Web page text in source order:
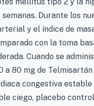
Durante los
y el índice de
con la toma
Cuando se
a 80 mg de
congestiva
ciego, placebo